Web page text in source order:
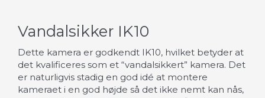
Vandalsikker IK10
Dette kamera er godkendt IK10, hvilket betyder at
det kvalificeres som et “vandalsikkert” kamera. Det
er naturligvis stadig en god idé at montere
kameraet i en god højde så det ikke nemt kan nås,